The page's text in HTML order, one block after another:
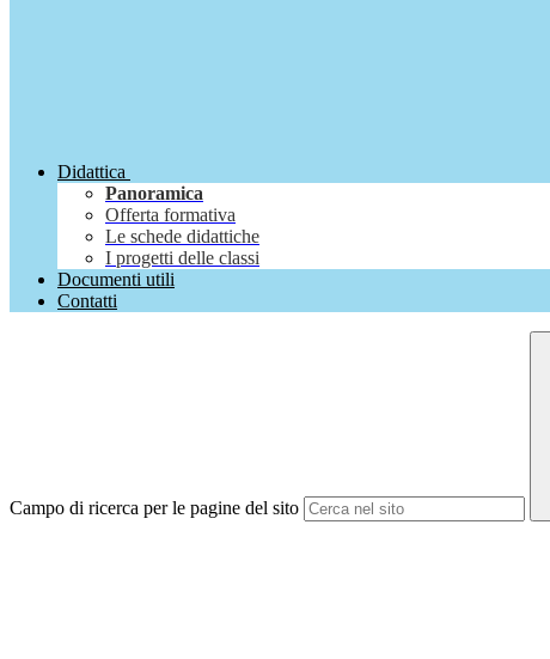
Didattica
Panoramica
Offerta formativa
Le schede didattiche
I progetti delle classi
Documenti utili
Contatti
Campo di ricerca per le pagine del sito